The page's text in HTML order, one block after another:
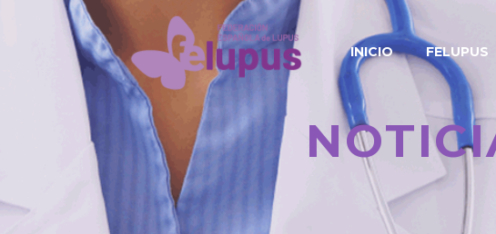
INICIO FELUPUS